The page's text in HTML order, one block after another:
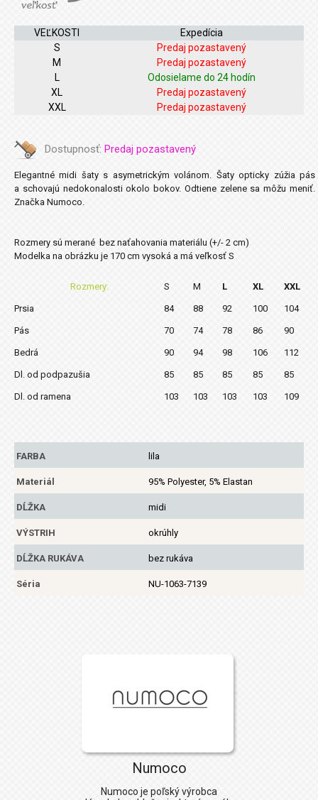
VEĽKOSTI
Expedícia
S
Predaj pozastavený
M
Predaj pozastavený
L
Odosielame do 24 hodín
XL
Predaj pozastavený
XXL
Predaj pozastavený
Dostupnosť: Predaj pozastavený
Elegantné midi šaty s asymetrickým volánom. Šaty opticky zúžia pás
a schovajú nedokonalosti okolo bokov. Odtiene zelene sa môžu meniť.
Značka Numoco.
Rozmery sú merané bez naťahovania materiálu (+/- 2 cm)
Modelka na obrázku je 170 cm vysoká a má veľkosť S
Rozmery: S M L XL XXL
Prsia 84 88 92 100 104
Pás 70 74 78 86 90
Bedrá 90 94 98 106 112
Dl. od podpazušia 85 85 85 85 85
Dl. od ramena 103 103 103 103 109
FARBA lila
Materiál 95% Polyester, 5% Elastan
DĹŽKA midi
VÝSTRIH okrúhly
DĹŽKA RUKÁVA bez rukáva
Séria NU-1063-7139
Numoco
Numoco je poľský výrobca